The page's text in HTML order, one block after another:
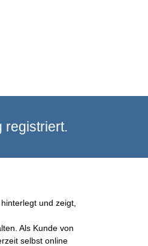
registriert.
und zeigt,
Als Kunde von
selbst online